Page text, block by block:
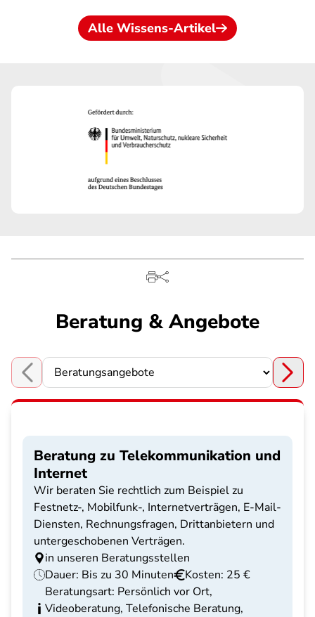
Alle Wissens-Artikel
Beratung & Angebote
Choose a section
Beratung zu Telekommunikation und
Internet
Wir beraten Sie rechtlich zum Beispiel zu
Festnetz-, Mobilfunk-, Internetverträgen, E-Mail-
Diensten, Rechnungsfragen, Drittanbietern und
untergeschobenen Verträgen.
in unseren Beratungsstellen
Dauer: Bis zu 30 Minuten
Kosten: 25 €
Beratungsart: Persönlich vor Ort,
Videoberatung, Telefonische Beratung,